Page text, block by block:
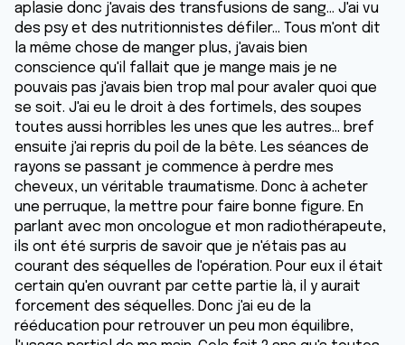
aplasie donc j'avais des transfusions de sang... J'ai vu
des psy et des nutritionnistes défiler... Tous m'ont dit
la même chose de manger plus, j'avais bien
conscience qu'il fallait que je mange mais je ne
pouvais pas j'avais bien trop mal pour avaler quoi que
se soit. J'ai eu le droit à des fortimels, des soupes
toutes aussi horribles les unes que les autres... bref
ensuite j'ai repris du poil de la bête. Les séances de
rayons se passant je commence à perdre mes
cheveux, un véritable traumatisme. Donc à acheter
une perruque, la mettre pour faire bonne figure. En
parlant avec mon oncologue et mon radiothérapeute,
ils ont été surpris de savoir que je n'étais pas au
courant des séquelles de l'opération. Pour eux il était
certain qu'en ouvrant par cette partie là, il y aurait
forcement des séquelles. Donc j'ai eu de la
rééducation pour retrouver un peu mon équilibre,